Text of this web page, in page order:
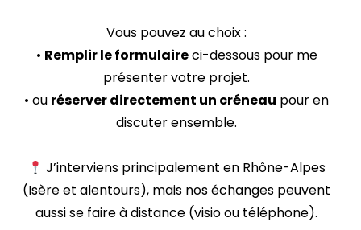
Vous pouvez au choix :
• Remplir le formulaireci-dessous pour me
présenter votre projet.
• ou réserver directement un créneau pour en
discuter ensemble.
J’interviens principalement en Rhône-Alpes
(Isère et alentours), mais nos échanges peuvent
aussi se faire à distance (visio ou téléphone).